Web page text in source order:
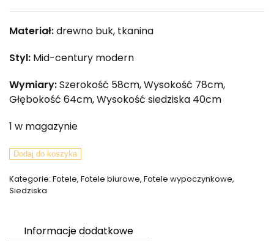
Materiał:drewno buk, tkanina
Styl: Mid-century modern
Wymiary:Szerokość 58cm, Wysokość 78cm,
Głębokość 64cm, Wysokość siedziska 40cm
1 w magazynie
ilość
foteli,
TON,
lata
Dodaj do koszyka
Kategorie: Fotele, Fotele biurowe, Fotele wypoczynkowe,
Siedziska
Informacje dodatkowe